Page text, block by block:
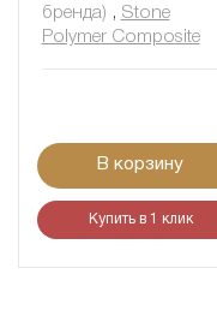
бренда) , Stone
Polymer Composite
В корзину
Купить в 1 клик